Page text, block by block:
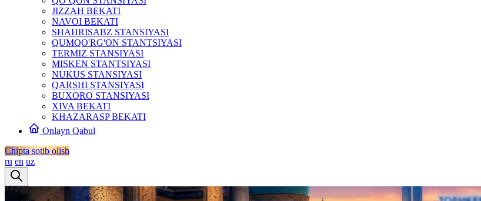
JIZZAH BEKATI
NAVOI BEKATI
SHAHRISABZ STANSIYASI
QUMQO'RG'ON STANTSIYASI
TERMIZ STANSIYASI
MISKEN STANTSIYASI
NUKUS STANSIYASI
QARSHI STANSIYASI
BUXORO STANSIYASI
XIVA BEKATI
KHAZARASP BEKATI
Onlayn Qabul
Chipta sotib olish
ru en uz